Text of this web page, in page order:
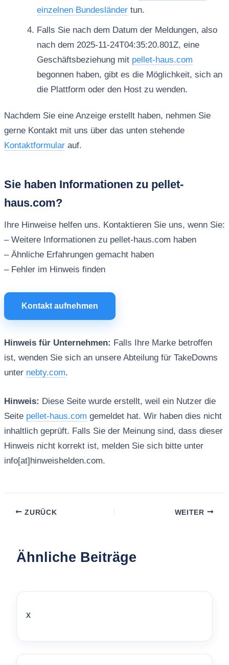
einzelnen Bundesländertun.
Falls Sie nach dem Datum der Meldungen, also
nach dem 2025-11-24T04:35:20.801Z, eine
Geschäftsbeziehung mit pellet-haus.com
begonnen haben, gibt es die Möglichkeit, sich an
die Plattform oder den Host zu wenden.
Nachdem Sie eine Anzeige erstellt haben, nehmen Sie
gerne Kontakt mit uns über das unten stehende
Kontaktformularauf.
Sie haben Informationen zu pellet-
haus.com?
Ihre Hinweise helfen uns. Kontaktieren Sie uns, wenn Sie:
– Weitere Informationen zu pellet-haus.com haben
– Ähnliche Erfahrungen gemacht haben
– Fehler im Hinweis finden
Kontakt aufnehmen
Hinweis für Unternehmen: Falls Ihre Marke betroffen
ist, wenden Sie sich an unsere Abteilung für TakeDowns
unter nebty.com.
Hinweis: Diese Seite wurde erstellt, weil ein Nutzer die
Seite pellet-haus.com gemeldet hat. Wir haben dies nicht
inhaltlich geprüft. Falls Sie der Meinung sind, dass dieser
Hinweis nicht korrekt ist, melden Sie sich bitte unter
info[at]hinweishelden.com.
ZURÜCK WEITER
Ähnliche Beiträge
x